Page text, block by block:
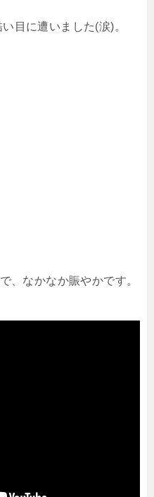
目に遭いました(涙)。
、なかなか賑やかです。